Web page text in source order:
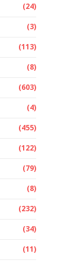
(24)
(3)
(113)
(8)
(603)
(4)
(455)
(122)
(79)
(8)
(232)
(34)
(11)